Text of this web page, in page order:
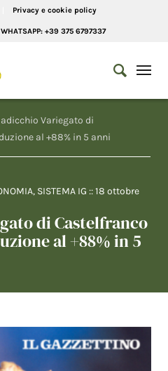
Privacy e cookie policy
+39 375 6797337
Variegato di
al +88% in 5 anni
, SISTEMA IG ::18 ottobre
di Castelfranco
al +88% in 5